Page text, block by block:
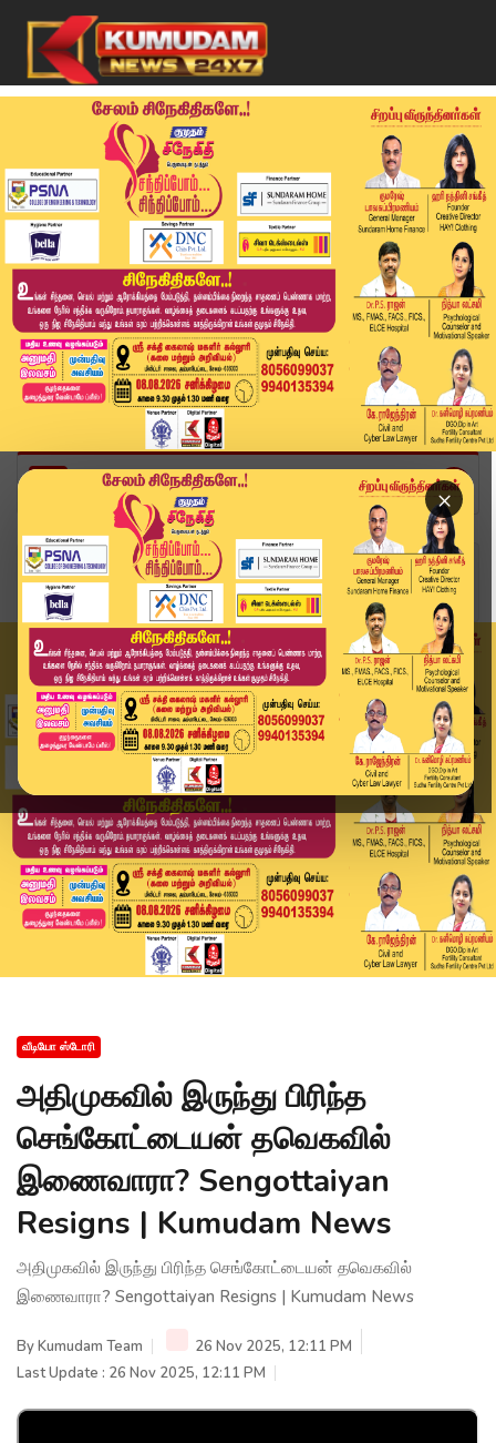
×
Home
வீடியோ ஸ்டோரி
அதிமுகவில் இருந்து பிரிந்த செங்கோட்டையன் தவெகவி...
வீடியோ ஸ்டோரி
அதிமுகவில் இருந்து பிரிந்த
செங்கோட்டையன் தவெகவில்
இணைவாரா? Sengottaiyan
Resigns | Kumudam News
அதிமுகவில் இருந்து பிரிந்த செங்கோட்டையன் தவெகவில்
இணைவாரா? Sengottaiyan Resigns | Kumudam News
ByKumudam Team
26 Nov 2025, 12:11 PM
Last Update : 26 Nov 2025, 12:11 PM